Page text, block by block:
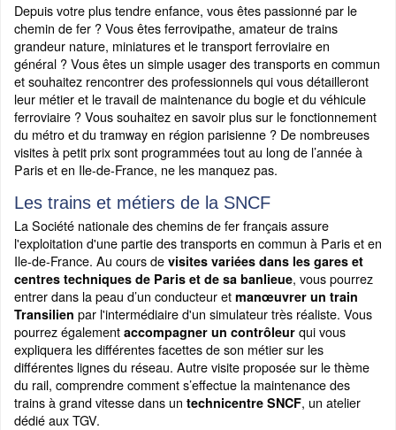
Depuis votre plus tendre enfance, vous êtes passionné par le
chemin de fer ? Vous êtes ferrovipathe, amateur de trains
grandeur nature, miniatures et le transport ferroviaire en
général ? Vous êtes un simple usager des transports en commun
et souhaitez rencontrer des professionnels qui vous détailleront
leur métier et le travail de maintenance du bogie et du véhicule
ferroviaire ? Vous souhaitez en savoir plus sur le fonctionnement
du métro et du tramway en région parisienne ? De nombreuses
visites à petit prix sont programmées tout au long de l’année à
Paris et en Ile-de-France, ne les manquez pas.
Les trains et métiers de la SNCF
La Société nationale des chemins de fer français assure
l'exploitation d'une partie des transports en commun à Paris et en
Ile-de-France. Au cours de visites variées dans les gares et
centres techniques de Paris et de sa banlieue, vous pourrez
entrer dans la peau d’un conducteur et manœuvrer un train
Transilien par l'intermédiaire d'un simulateur très réaliste. Vous
pourrez également accompagner un contrôleur qui vous
expliquera les différentes facettes de son métier sur les
différentes lignes du réseau. Autre visite proposée sur le thème
du rail, comprendre comment s’effectue la maintenance des
trains à grand vitesse dans un technicentre SNCF, un atelier
dédié aux TGV.